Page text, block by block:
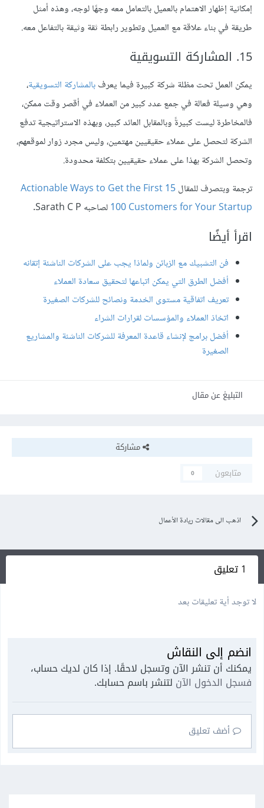
إمكانية إظهار الاهتمام بالعميل بالتعامل معه وجهًا لوجه، وهذه أمثل
طريقة في بناء علاقة مع العميل وتطوير رابطة ثقة وثيقة بالتفاعل معه.
15. المشاركة التسويقية
يمكن العمل تحت مظلة شركة كبيرة فيما يعرفبالمشاركة التسويقية،
وهي وسيلة فعالة في جمع عدد كبير من العملاء في أقصر وقت ممكن،
فالمخاطرة ليست كبيرةً وبالمقابل العائد كبير، وبهذه الاستراتيجية تدفع
الشركة لتحصل على عملاء حقيقيين مهتمين، وليس مجرد زوار لموقعهم،
وتحصل الشركة بهذا على عملاء حقيقيين بتكلفة محدودة.
ترجمة وبتصرف للمقال
15 Actionable Ways to Get the First
100 Customers for Your Startupلصاحبه Sarath C P.
اقرأ أيضًا
فن التشبيك مع الزبائن ولماذا يجب على الشركات الناشئة إتقانه
أفضل الطرق التي يمكن اتباعها لتحقيق سعادة العملاء
تعريف اتفاقية مستوى الخدمة ونصائح للشركات الصغيرة
اتخاذ العملاء والمؤسسات لقرارات الشراء
أفضل برامج لإنشاء قاعدة المعرفة للشركات الناشئة والمشاريع
الصغيرة
التبليغ عن مقال
مشاركة
متابعون
0
اذهب الى مقالات ريادة الأعمال
1 تعليق
لا توجد أية تعليقات بعد
انضم إلى النقاش
يمكنك أن تنشر الآن وتسجل لاحقًا. إذا كان لديك حساب،
فسجل الدخول الآن لتنشر باسم حسابك.
أضف تعليق